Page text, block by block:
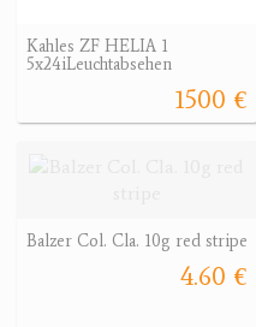
Kahles ZF HELIA 1
5x24iLeuchtabsehen
1500 €
Balzer Col. Cla. 10g red stripe
4.60 €